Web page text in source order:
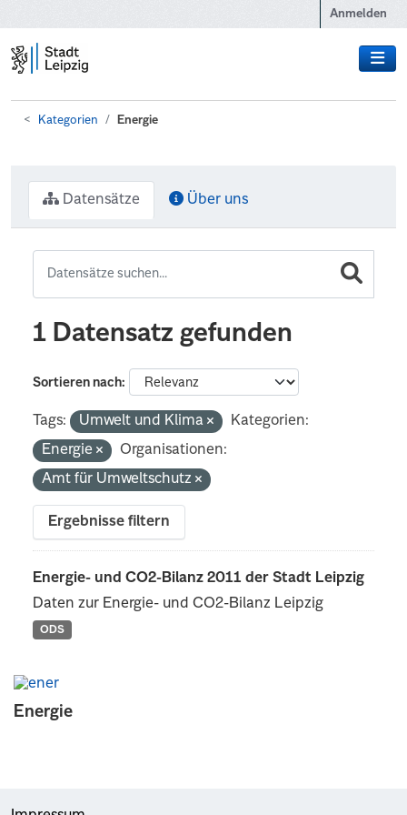
Anmelden
Kategorien Energie
Energie
Datensätze Über uns
1 Datensatz gefunden
Sortieren nach
Tags: Umwelt und Klima
Kategorien:
Energie
Organisationen:
Amt für Umweltschutz
Ergebnisse filtern
Energie- und CO2-Bilanz 2011 der Stadt Leipzig
Daten zur Energie- und CO2-Bilanz Leipzig
ODS